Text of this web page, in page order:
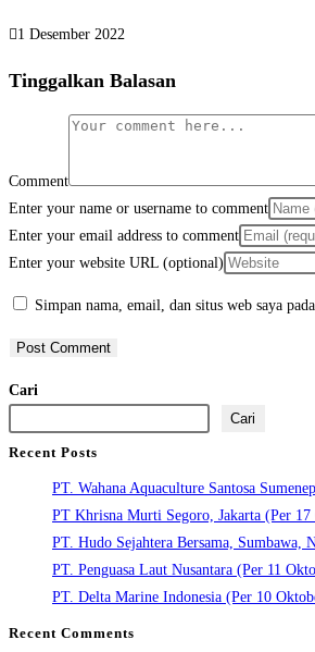
1 Desember 2022
Tinggalkan Balasan
Comment
Enter your name or username to comment
Enter your email address to comment
Enter your website URL (optional)
Simpan nama, email, dan situs web saya
Cari
Cari
Recent Posts
PT. Wahana Aquaculture Santosa
PT Khrisna Murti Segoro, Jakarta (Per 17
PT. Hudo Sejahtera Bersama, Sumbawa,
PT. Penguasa Laut Nusantara (Per 11
PT. Delta Marine Indonesia (Per 10
Recent Comments